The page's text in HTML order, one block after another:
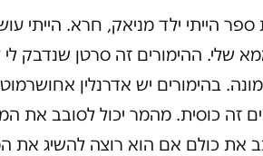
ספר הייתי ילד מניאק, חרא. הייתי
שלי. ההימורים זה סרטן שנדבק לי
בהימורים יש אדרנלין
זה כוסית. מהמר יכול לסובב את
את כולם אם הוא רוצה להשיג את